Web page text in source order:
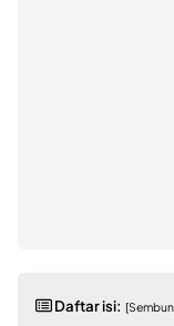
Daftar isi: